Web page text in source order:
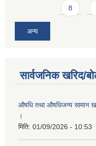
8
अन्य
सार्वजनिक खरिद/
औषधि तथा औषधिजन्य सामान
।
मिति: 01/09/2026 - 10:53